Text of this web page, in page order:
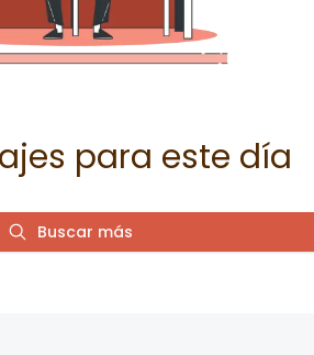
para este día
Buscar más